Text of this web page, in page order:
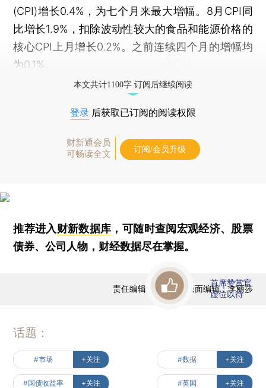
(CPI)增长0.4%，为七个月来最大增幅。8月CPI同
比增长1.9%，扣除波动性较大的食品和能源价格的
核心CPI上月增长0.2%。之前连续四个月的增幅均
为0.1%。
本文共计1100字 订阅后继续阅读
登录 后获取已订阅的阅读权限
财新通会员
可畅读全文
订阅/会员升级
推荐进入财新数据库 ，可随时查阅宏观经济、股票
债券、公司人物，财经数据尽在掌握。
责任编辑：王兆洋 | 版面编辑：李丽莎
首席赞赏官
虚位以待
话题：
#市场 +关注 #数据 +关注
#国债收益率 +关注 #英国 +关注